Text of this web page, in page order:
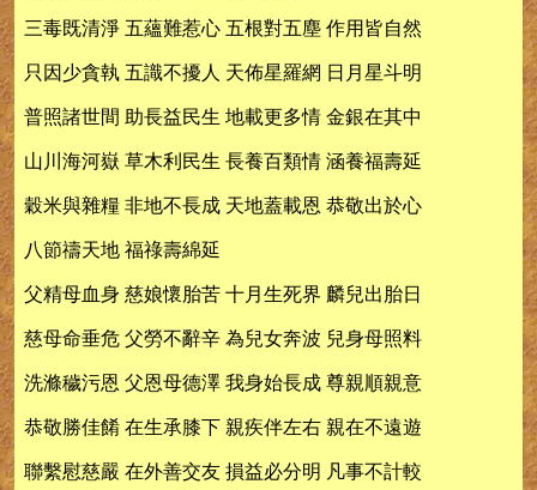
三毒既清淨 五蘊難惹心 五根對五塵 作用皆自然
只因少貪執 五識不擾人 天佈星羅網 日月星斗明
普照諸世間 助長益民生 地載更多情 金銀在其中
山川海河嶽 草木利民生 長養百類情 涵養福壽延
穀米與雜糧 非地不長成 天地蓋載恩 恭敬出於心
八節禱天地 福祿壽綿延
父精母血身 慈娘懷胎苦 十月生死界 麟兒出胎日
慈母命垂危 父勞不辭辛 為兒女奔波 兒身母照料
洗滌穢污恩 父恩母德澤 我身始長成 尊親順親意
恭敬勝佳餚 在生承膝下 親疾伴左右 親在不遠遊
聯繫慰慈嚴 在外善交友 損益必分明 凡事不計較